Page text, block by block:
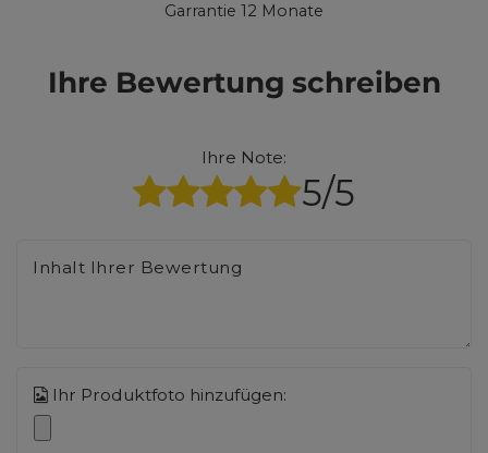
Garrantie 12 Monate
Ihre Bewertung schreiben
Ihre Note:
5/5
Inhalt Ihrer Bewertung
Ihr Produktfoto hinzufügen: